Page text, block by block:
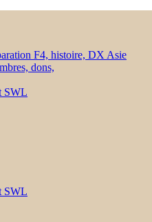
F4, histoire, DX Asie
dons,
SWL
SWL